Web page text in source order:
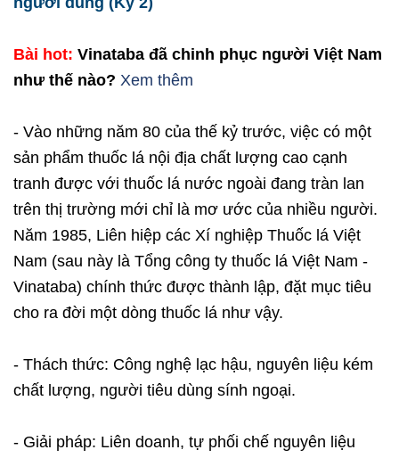
Bài hot: Vinataba đã chinh phục người Việt Nam
như thế nào? Xem thêm
- Vào những năm 80 của thế kỷ trước, việc có một
sản phẩm thuốc lá nội địa chất lượng cao cạnh
tranh được với thuốc lá nước ngoài đang tràn lan
trên thị trường mới chỉ là mơ ước của nhiều người.
Năm 1985, Liên hiệp các Xí nghiệp Thuốc lá Việt
Nam (sau này là Tổng công ty thuốc lá Việt Nam -
Vinataba) chính thức được thành lập, đặt mục tiêu
cho ra đời một dòng thuốc lá như vậy.
- Thách thức: Công nghệ lạc hậu, nguyên liệu kém
chất lượng, người tiêu dùng sính ngoại.
- Giải pháp: Liên doanh, tự phối chế nguyên liệu